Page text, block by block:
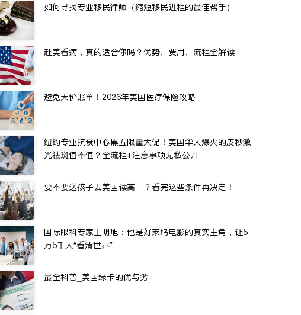
如何寻找专业移民律师（缩短移民进程的最佳帮手）
赴美看病，真的适合你吗？优势、费用、流程全解读
避免天价账单！2026年美国医疗保险攻略
纽约专业抗衰中心黑五限量大促！美国华人爆火的皮秒激
光祛斑值不值？全流程+注意事项无私公开
要不要送孩子去美国读高中？看完这些条件再决定！
国际眼科专家王明旭：他是好莱坞电影的真实主角，让5
万5千人“看清世界”
最全科普_美国绿卡的优与劣